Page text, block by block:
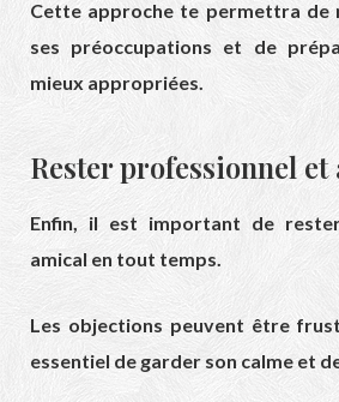
Cette approche te permettra de
ses préoccupations et de
mieux appropriées.
Rester professionnel
Enfin, il est important de
amical en tout temps.
Les objections peuvent être
essentiel de garder son calme et